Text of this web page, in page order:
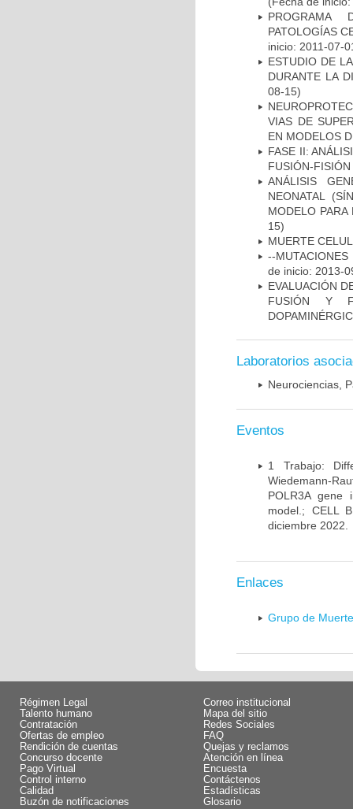
PROGRAMA
PATOLOGÍAS
inicio: 2011-07-
ESTUDIO DE
DURANTE LA
08-15)
VIAS DE
EN MODELOS
FASE II:
FUSIÓN-
ANÁLISIS
NEONATAL
MODELO
15)
MUERTE
--
de inicio: 2013-
EVALUACIÓN
FUSIÓN Y
Laboratorios
Neurociencias,
Eventos
1 Trabajo:
Wiedemann-
POLR3A gene
model.; CELL
diciembre 2022.
Enlaces
Grupo de
Régimen Legal
Talento humano
Contratación
Ofertas de empleo
Rendición de cuentas
Concurso docente
Pago Virtual
Control interno
Calidad
Buzón de notificaciones
Correo institucional
Mapa del sitio
Redes Sociales
FAQ
Quejas y reclamos
Atención en línea
Encuesta
Contáctenos
Estadísticas
Glosario